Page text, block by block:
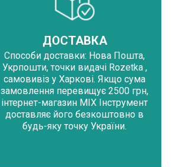
ДОСТАВКА
Способи доставки: Нова Пошта,
Укрпошти, точки видачі Rozetka ,
самовивіз у Харкові. Якщо сума
замовлення перевищує 2500 грн,
інтернет-магазин MIX Інструмент
доставляє його безкоштовно в
будь-яку точку України.